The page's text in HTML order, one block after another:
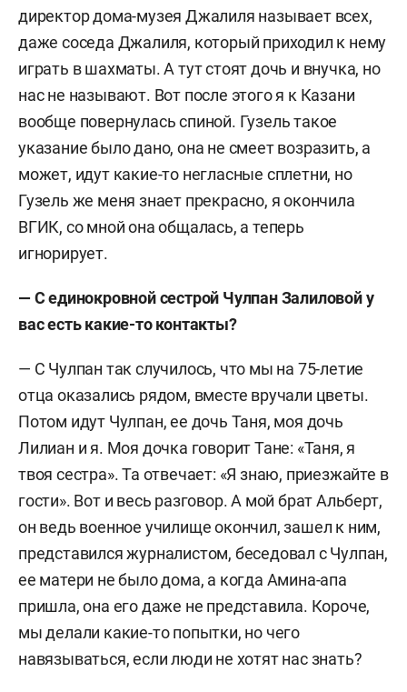
директор дома-музея Джалиля называет всех,
даже соседа Джалиля, который приходил к нему
играть в шахматы. А тут стоят дочь и внучка, но
нас не называют. Вот после этого я к Казани
вообще повернулась спиной. Гузель такое
указание было дано, она не смеет возразить, а
может, идут какие-то негласные сплетни, но
Гузель же меня знает прекрасно, я окончила
ВГИК, со мной она общалась, а теперь
игнорирует.
— С единокровной сестрой Чулпан Залиловой у
вас есть какие-то контакты?
— С Чулпан так случилось, что мы на 75-летие
отца оказались рядом, вместе вручали цветы.
Потом идут Чулпан, ее дочь Таня, моя дочь
Лилиан и я. Моя дочка говорит Тане: «Таня, я
твоя сестра». Та отвечает: «Я знаю, приезжайте в
гости». Вот и весь разговор. А мой брат Альберт,
он ведь военное училище окончил, зашел к ним,
представился журналистом, беседовал с Чулпан,
ее матери не было дома, а когда Амина-апа
пришла, она его даже не представила. Короче,
мы делали какие-то попытки, но чего
навязываться, если люди не хотят нас знать?